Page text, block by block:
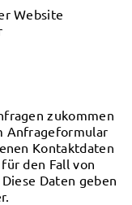
Website
zukommen
Anfrageformular
Kontaktdaten
den Fall von
Daten geben